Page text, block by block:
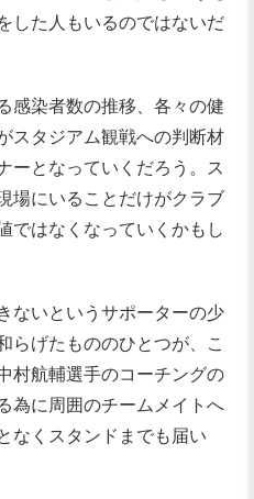
した人もいるのではないだ
感染者数の推移、各々の健
スタジアム観戦への判断材
ーとなっていくだろう。ス
場にいることだけがクラブ
ではなくなっていくかもし
ないというサポーターの少
らげたもののひとつが、こ
村航輔選手のコーチングの
為に周囲のチームメイトへ
なくスタンドまでも届い